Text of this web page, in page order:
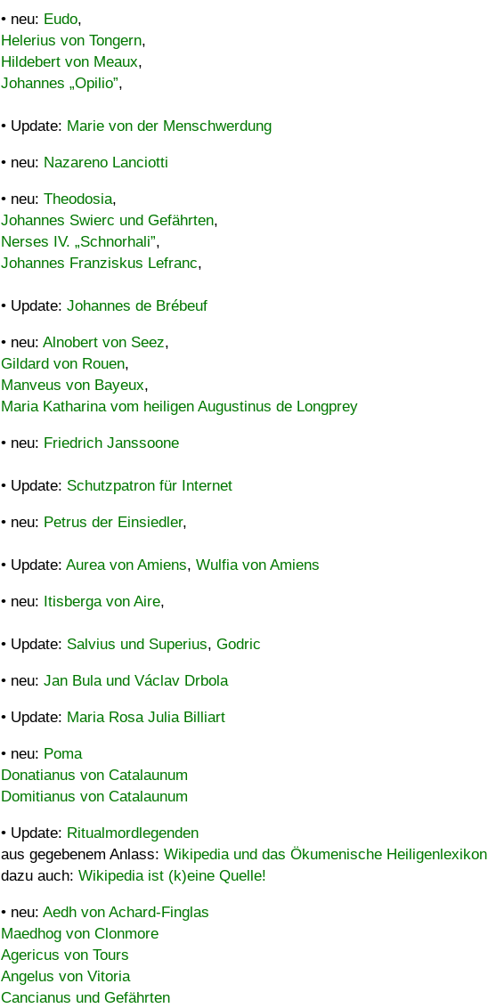
• neu: Eudo,
Helerius von Tongern,
Hildebert von Meaux,
Johannes „Opilio”,
• Update: Marie von der Menschwerdung
• neu: Nazareno Lanciotti
• neu: Theodosia,
Johannes Swierc und Gefährten,
Nerses IV. „Schnorhali”,
Johannes Franziskus Lefranc,
• Update: Johannes de Brébeuf
• neu: Alnobert von Seez,
Gildard von Rouen,
Manveus von Bayeux,
Maria Katharina vom heiligen Augustinus de Longprey
• neu: Friedrich Janssoone
• Update: Schutzpatron für Internet
• neu: Petrus der Einsiedler,
• Update: Aurea von Amiens, Wulfia von Amiens
• neu: Itisberga von Aire,
• Update: Salvius und Superius, Godric
• neu: Jan Bula und Václav Drbola
• Update: Maria Rosa Julia Billiart
• neu: Poma
Donatianus von Catalaunum
Domitianus von Catalaunum
• Update: Ritualmordlegenden
aus gegebenem Anlass: Wikipedia und das Ökumenische Heiligenlexikon
dazu auch: Wikipedia ist (k)eine Quelle!
• neu: Aedh von Achard-Finglas
Maedhog von Clonmore
Agericus von Tours
Angelus von Vitoria
Cancianus und Gefährten